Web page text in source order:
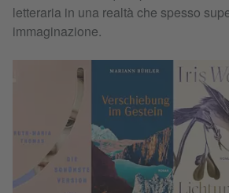
letteraria in una realtà che spesso
immaginazione.